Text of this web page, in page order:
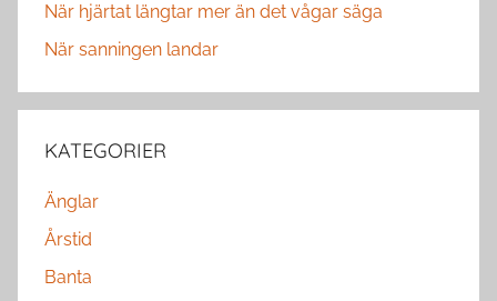
När hjärtat längtar mer än det vågar säga
När sanningen landar
KATEGORIER
Änglar
Årstid
Banta